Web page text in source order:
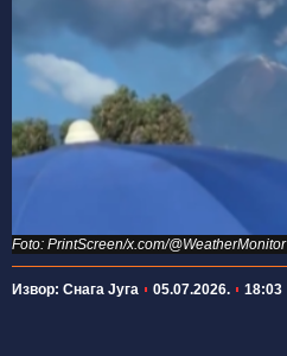
Foto: PrintScreen/x.com/@WeatherMonitor
Извор: Снага Југа 05.07.2026. 18:03